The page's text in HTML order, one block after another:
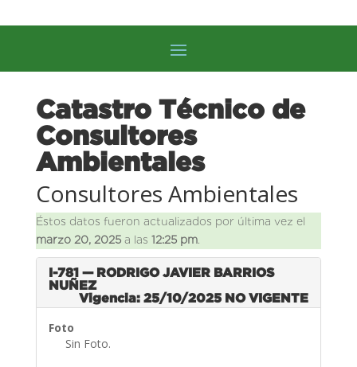
Catastro Técnico de
Consultores
Ambientales
Consultores Ambientales
Éstos datos fueron actualizados por última vez el
marzo 20, 2025a las 12:25 pm.
I-781 — RODRIGO JAVIER BARRIOS
NUÑEZ
Vigencia: 25/10/2025 NO VIGENTE
Foto
Sin Foto.